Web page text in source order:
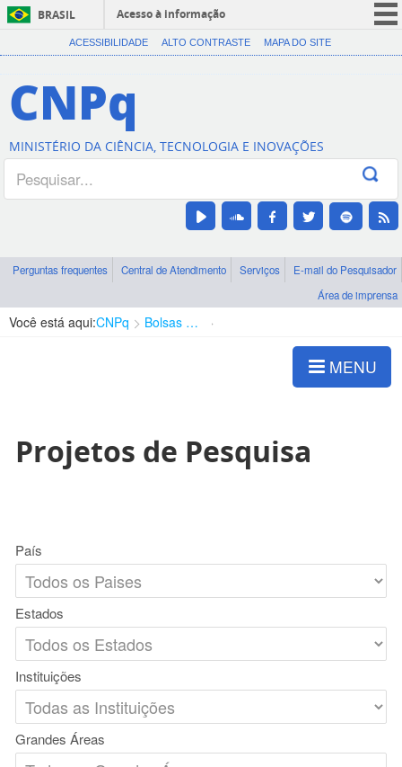
BRASIL
Acesso à informação
CORONAVÍRUS (COVID-19)
Canais
ACESSIBILIDADE ALTO CONTRASTE MAPA DO SITE
CNPq
MINISTÉRIO DA CIÊNCIA, TECNOLOGIA E INOVAÇÕES
Perguntas frequentes Central de Atendimento Serviços
E-mail do Pesquisador
Área de imprensa
Você está aqui:CNPq Bolsas e Auxílios Vigentes
MENU
Projetos de Pesquisa
País
Estados
Instituições
Grandes Áreas